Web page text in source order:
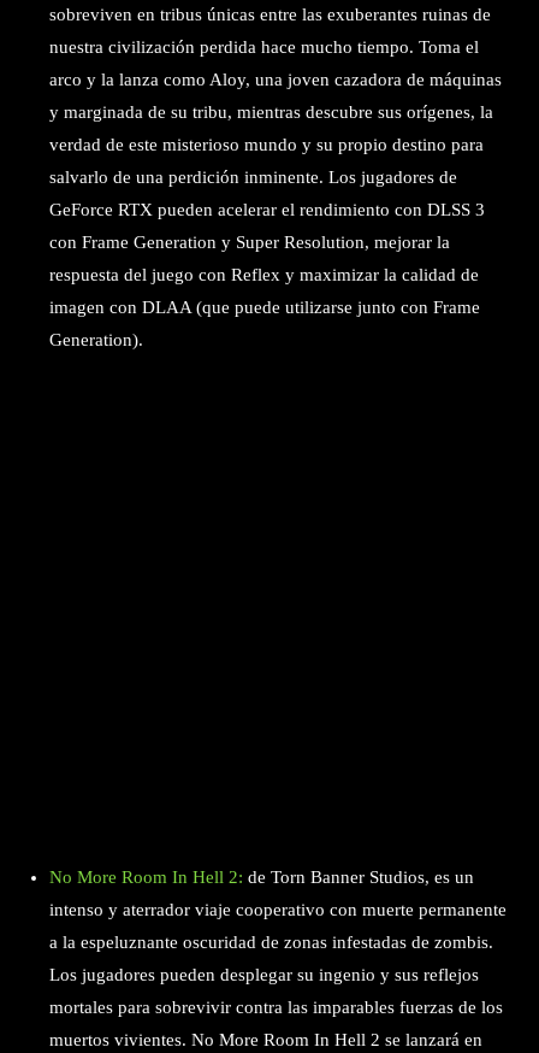
sobreviven en tribus únicas entre las exuberantes ruinas de
nuestra civilización perdida hace mucho tiempo. Toma el
arco y la lanza como Aloy, una joven cazadora de máquinas
y marginada de su tribu, mientras descubre sus orígenes, la
verdad de este misterioso mundo y su propio destino para
salvarlo de una perdición inminente. Los jugadores de
GeForce RTX pueden acelerar el rendimiento con DLSS 3
con Frame Generation y Super Resolution, mejorar la
respuesta del juego con Reflex y maximizar la calidad de
imagen con DLAA (que puede utilizarse junto con Frame
Generation).
No More Room In Hell 2: de Torn Banner Studios, es un
intenso y aterrador viaje cooperativo con muerte permanente
a la espeluznante oscuridad de zonas infestadas de zombis.
Los jugadores pueden desplegar su ingenio y sus reflejos
mortales para sobrevivir contra las imparables fuerzas de los
muertos vivientes. No More Room In Hell 2 se lanzará en